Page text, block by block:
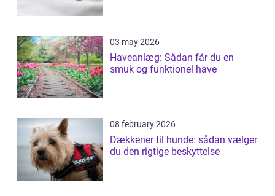
03 may 2026
Haveanlæg: Sådan får du en
smuk og funktionel have
08 february 2026
Dækkener til hunde: sådan vælger
du den rigtige beskyttelse